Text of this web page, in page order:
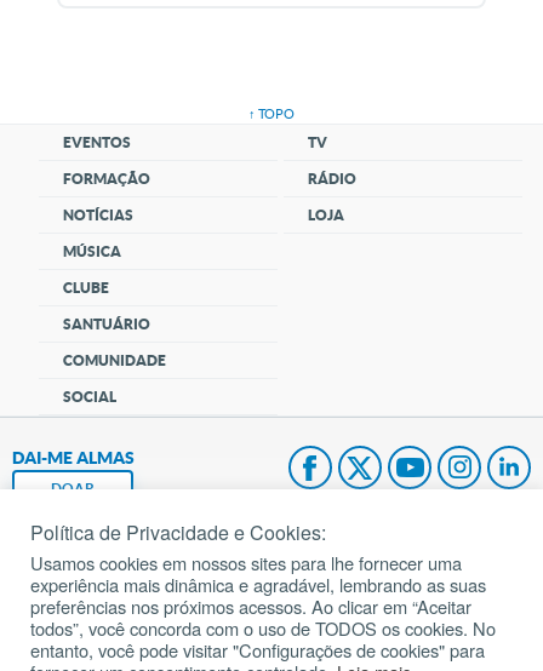
↑ TOPO
EVENTOS
FORMAÇÃO
NOTÍCIAS
MÚSICA
CLUBE
SANTUÁRIO
COMUNIDADE
SOCIAL
TV
RÁDIO
LOJA
DAI-ME ALMAS
DOAR
Fundação João Paulo II
Pedido de Oração
Mapa do site
Política de Privacidade e Cookies:
Usamos cookies em nossos sites para lhe fornecer uma
experiência mais dinâmica e agradável, lembrando as suas
preferências nos próximos acessos. Ao clicar em “Aceitar
todos”, você concorda com o uso de TODOS os cookies. No
entanto, você pode visitar "Configurações de cookies" para